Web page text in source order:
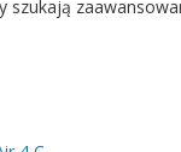
szukają